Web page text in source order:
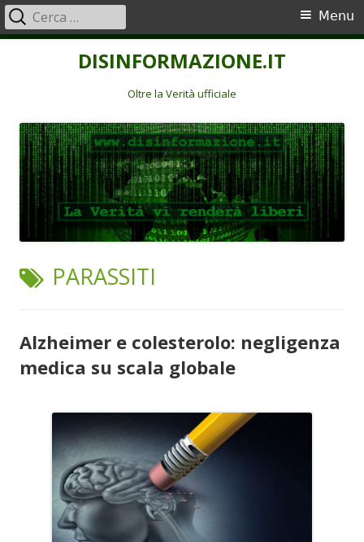
DISINFORMAZIONE.IT
Oltre la Verità ufficiale
Menu
principale
Menu
Ricerca
per:
TAG:
PARASSITI
Alzheimer e colesterolo: negligenza
medica su scala globale